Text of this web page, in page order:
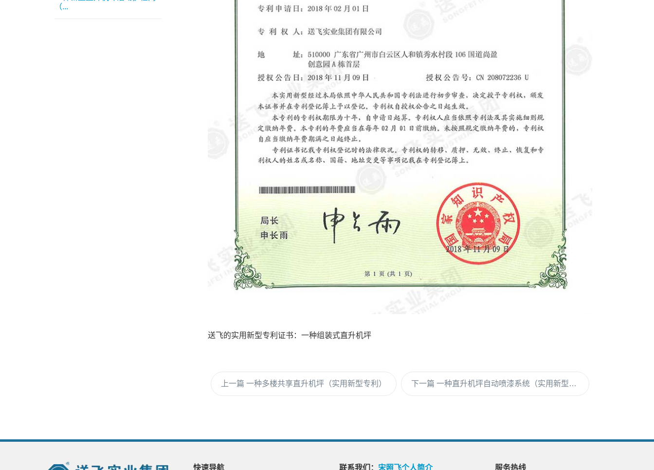
送飞的实用新型专利证书：一种组装式直升机坪
上一篇 一种多楼共享直升机坪（实用新型专利） 下一篇 一种直升机坪自动喷漆系统（实用新型专利）
（...
快速导航 联系我们： 宋照飞个人简介 服务热线